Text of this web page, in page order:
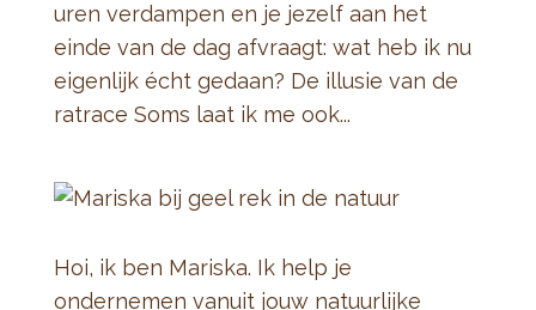
uren verdampen en je jezelf aan het
einde van de dag afvraagt: wat heb ik nu
eigenlijk écht gedaan? De illusie van de
ratrace Soms laat ik me ook...
Hoi, ik ben Mariska. Ik help je
ondernemen vanuit jouw natuurlijke